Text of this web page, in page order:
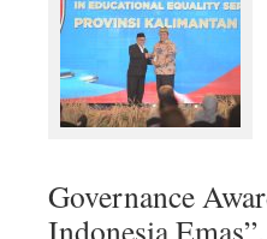
Governance
Indonesia